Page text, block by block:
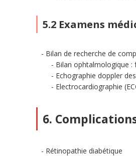
5.2 Examens
Bilan de recherche de
Bilan ophtalmologique :
Echographie doppler
Electrocardiographie
6.
Rétinopathie diabétique